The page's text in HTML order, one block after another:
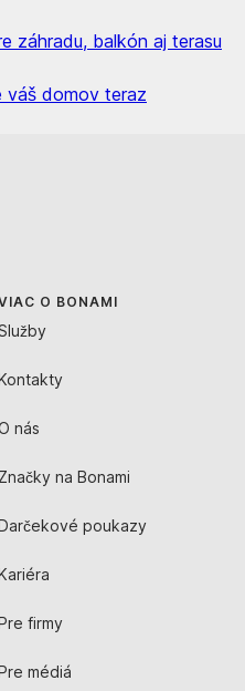
záhradu, balkón aj terasu
váš domov teraz
O BONAMI
nás
Značky na Bonami
poukazy
firmy
médiá